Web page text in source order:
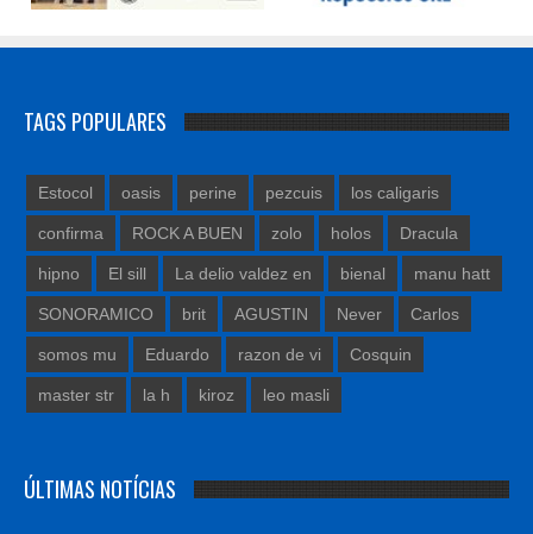
TAGS POPULARES
Estocol oasis perine pezcuis los caligaris
confirma ROCK A BUEN zolo holos Dracula
hipno El sill La delio valdez en bienal manu hatt
SONORAMICO brit AGUSTIN Never Carlos
somos mu Eduardo razon de vi Cosquin
master str la h kiroz leo masli
ÚLTIMAS NOTÍCIAS